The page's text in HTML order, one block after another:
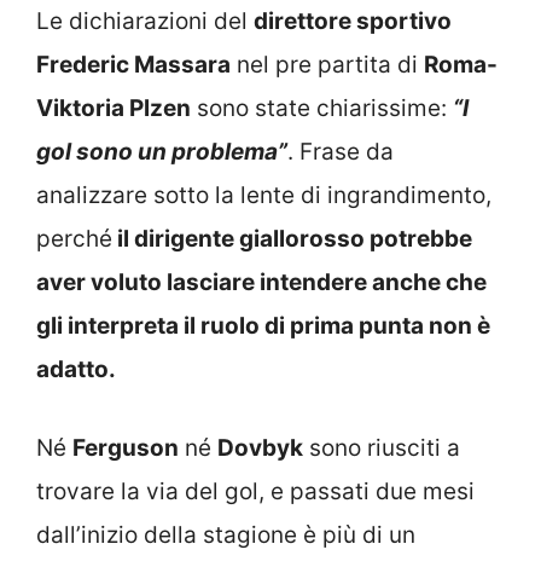
Le dichiarazioni del direttore sportivo
Frederic Massara nel pre partita di Roma-
Viktoria Plzen sono state chiarissime: “I
gol sono un problema”. Frase da
analizzare sotto la lente di ingrandimento,
perché il dirigente giallorosso potrebbe
aver voluto lasciare intendere anche che
gli interpreta il ruolo di prima punta non è
adatto.
Né Ferguson né Dovbyk sono riusciti a
trovare la via del gol, e passati due mesi
dall’inizio della stagione è più di un